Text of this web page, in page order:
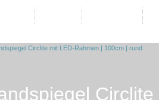
Circlite